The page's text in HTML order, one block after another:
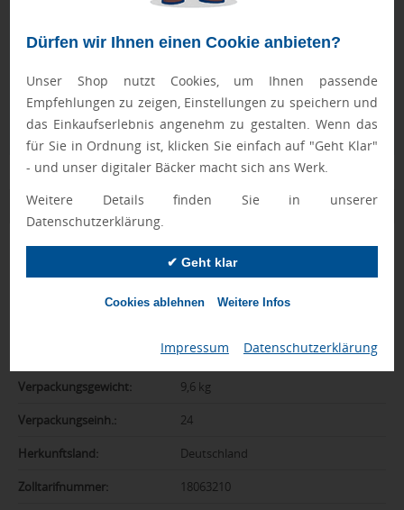
Dürfen wir Ihnen einen Cookie anbieten?
Unser Shop nutzt Cookies, um Ihnen passende
Empfehlungen zu zeigen, Einstellungen zu speichern und
das Einkaufserlebnis angenehm zu gestalten. Wenn das
für Sie in Ordnung ist, klicken Sie einfach auf "Geht Klar"
- und unser digitaler Bäcker macht sich ans Werk.
Weitere Details finden Sie in unserer
Datenschutzerklärung.
✔ Geht klar
Cookies ablehnen Weitere Infos
Impressum Datenschutzerklärung
Nur Produkte, die unseren Qualitätscheckbestehen,
Ewa Engel,
Qualitätssicherung
Zusatzinformation
340 g
Verpackungsgewicht: 9,6 kg
Verpackungseinh.: 24
Herkunftsland: Deutschland
Zolltarifnummer: 18063210